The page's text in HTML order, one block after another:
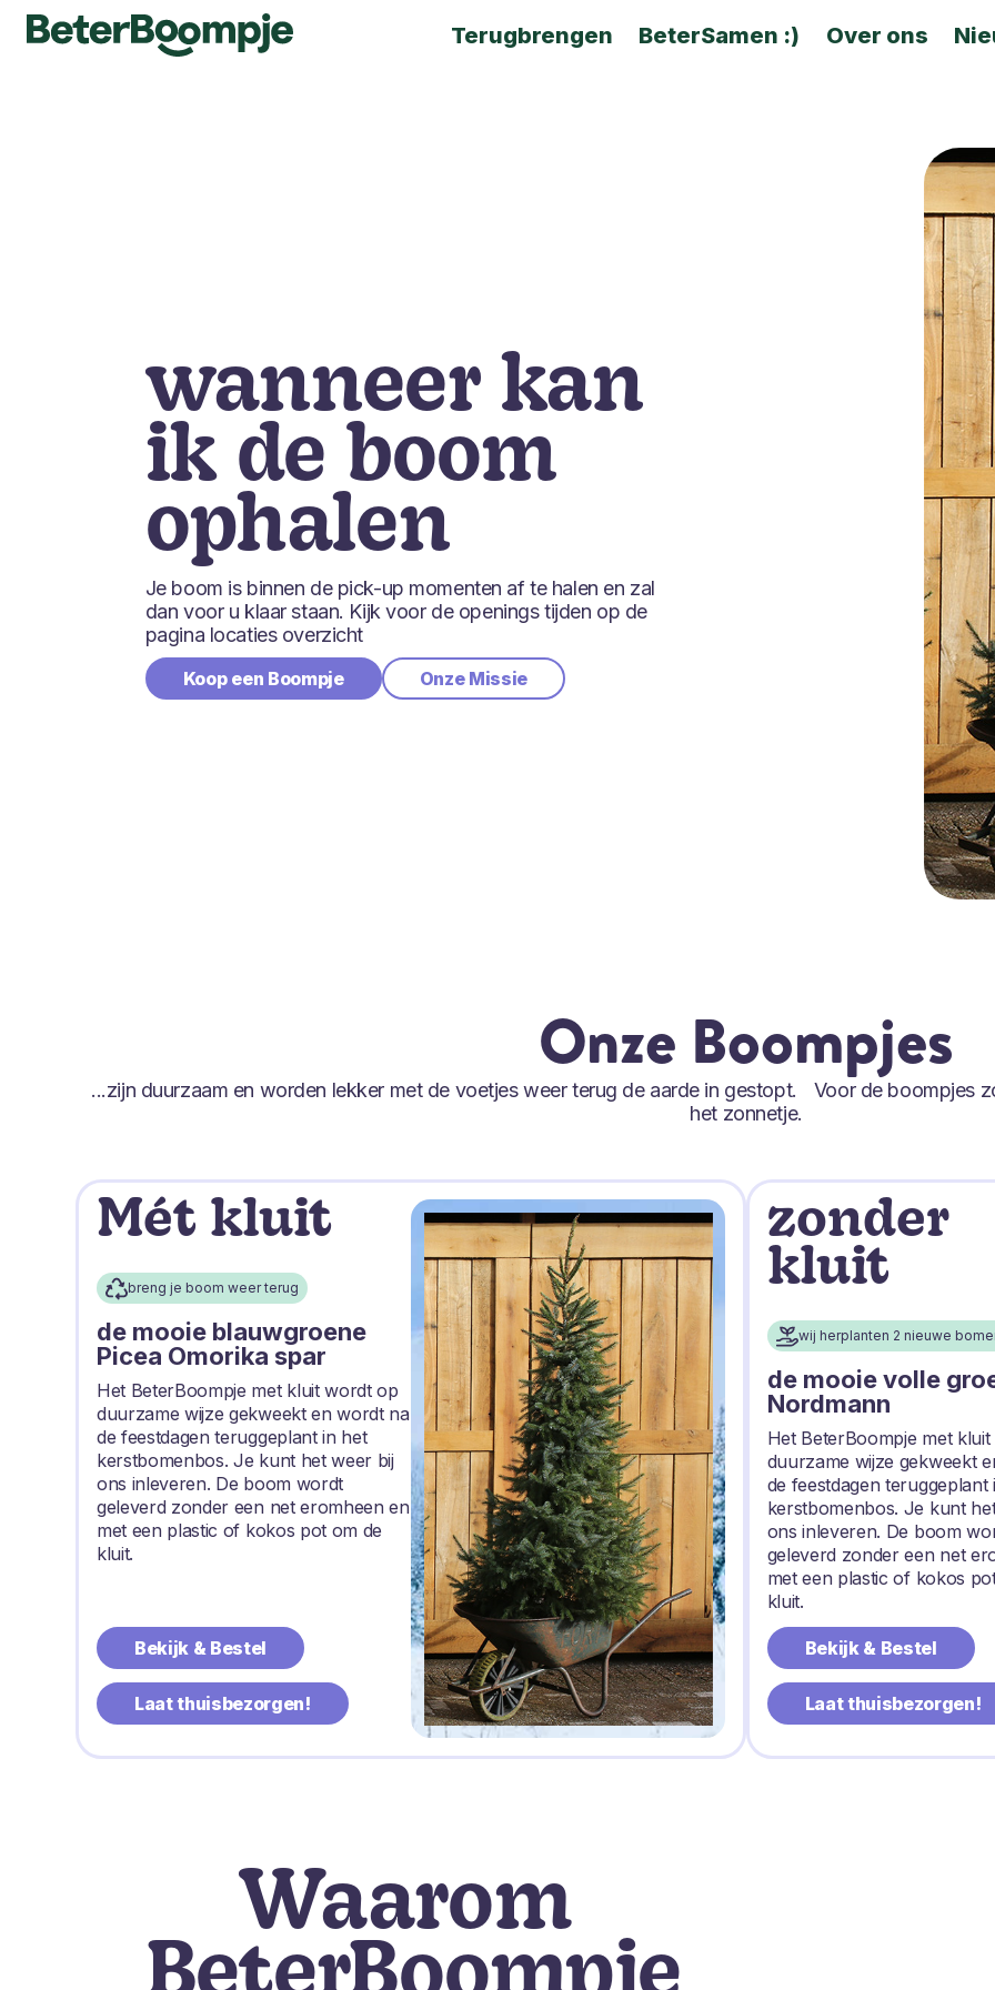
Terugbrengen BeterSamen :) Over ons
wanneer kan
ik de boom
ophalen
Je boom is binnen de pick-up momenten af te halen en zal
dan voor u klaar staan. Kijk voor de openings tijden op de
pagina locaties overzicht
Koop een Boompje Onze Missie
Onze Boompjes
...zijn duurzaam en worden lekker met de voetjes weer terug de aarde in gestopt. Voor de boompjes
het zonnetje.
Mét kluit
breng je boom weer terug
de mooie blauwgroene
Picea Omorika spar
Het BeterBoompje met kluit wordt op
duurzame wijze gekweekt en wordt na
de feestdagen teruggeplant in het
kerstbomenbos. Je kunt het weer bij
ons inleveren. De boom wordt
geleverd zonder een net eromheen en
met een plastic of kokos pot om de
kluit.
Bekijk & Bestel
Laat thuisbezorgen!
zonder
kluit
wij herplanten 2 nieuwe
de mooie volle
Nordmann
Het BeterBoompje met
duurzame wijze gekweekt
de feestdagen teruggeplant
kerstbomenbos. Je kunt
ons inleveren. De boom
geleverd zonder een net
met een plastic of kokos
kluit.
Bekijk & Bestel
Laat thuisbezorgen!
Waarom